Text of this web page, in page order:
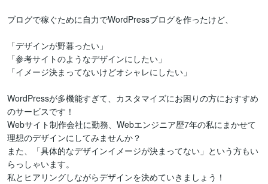
ブログで稼ぐために自力でWordPressブログを作ったけど、
「デザインが野暮ったい」
「参考サイトのようなデザインにしたい」
「イメージ決まってないけどオシャレにしたい」
WordPressが多機能すぎて、カスタマイズにお困りの方におすすめ
のサービスです！
Webサイト制作会社に勤務、Webエンジニア歴7年の私にまかせて
理想のデザインにしてみませんか？
また、「具体的なデザインイメージが決まってない」という方もい
らっしゃいます。
私とヒアリングしながらデザインを決めていきましょう！